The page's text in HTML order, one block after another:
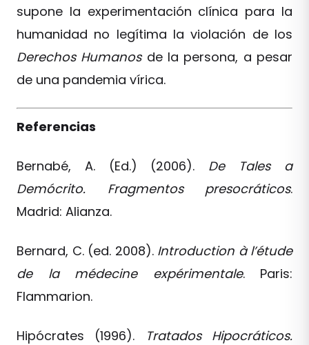
supone la experimentación clínica para la
humanidad no legítima la violación de los
Derechos Humanosde la persona, a pesar
de una pandemia vírica.
Referencias
Bernabé, A. (Ed.) (2006). De Tales a
Demócrito. Fragmentos presocráticos.
Madrid: Alianza.
Bernard, C. (ed. 2008). Introduction à l’étude
de la médecine expérimentale. Paris:
Flammarion.
Hipócrates (1996).
Tratados Hipocráticos.